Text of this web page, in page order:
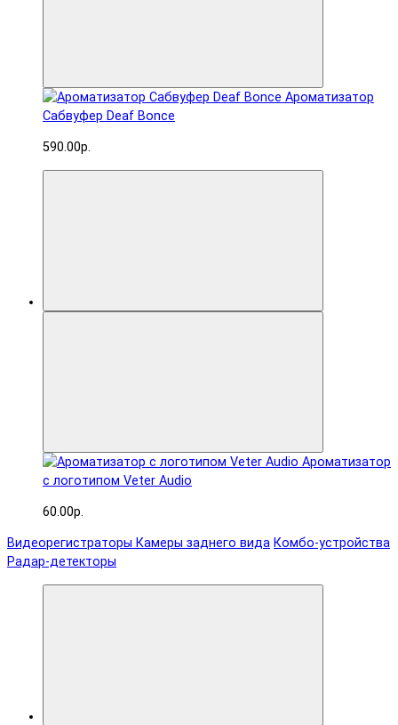
Ароматизатор
Сабвуфер Deaf Bonce
590.00р.
Ароматизатор
с логотипом Veter Audio
60.00р.
Видеорегистраторы Камеры заднего вида Комбо-устройства
Радар-детекторы